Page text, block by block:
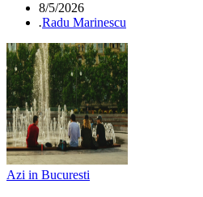
8/5/2026
.Radu Marinescu
Azi in Bucuresti